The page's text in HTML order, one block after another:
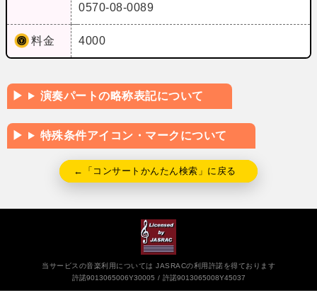
0570-08-0089
料金 4000
演奏パートの略称表記について
特殊条件アイコン・マークについて
←「コンサートかんたん検索」に戻る
当サービスの音楽利用については JASRACの利用許諾を得ております
許諾9013065006Y30005
許諾9013065008Y45037